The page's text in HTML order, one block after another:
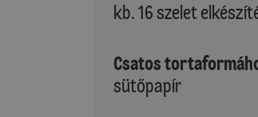
kb. 16 szelet
Csatos
sütőpapír